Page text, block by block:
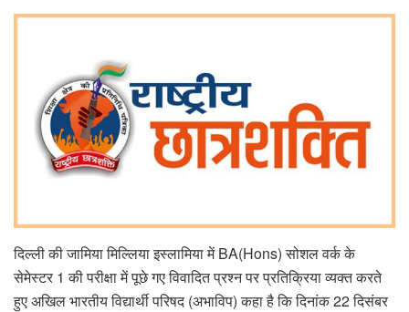
दिल्ली की जामिया मिल्लिया इस्लामिया में BA(Hons) सोशल वर्क के
सेमेस्टर 1 की परीक्षा में पूछे गए विवादित प्रश्न पर प्रतिक्रिया व्यक्त करते
हुए अखिल भारतीय विद्यार्थी परिषद (अभाविप) कहा है कि दिनांक 22 दिसंबर